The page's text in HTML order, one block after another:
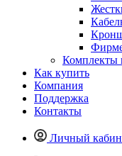
Комплекты
Как купить
Компания
Поддержка
Контакты
Личный